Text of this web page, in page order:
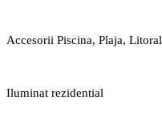
Accesorii Piscina, Plaja, Litoral
Iluminat rezidential